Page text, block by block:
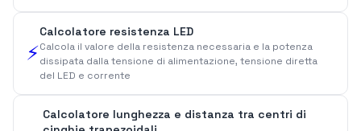
⚡
Calcolatore resistenza LED
Calcola il valore della resistenza necessaria e la potenza
dissipata dalla tensione di alimentazione, tensione diretta
del LED e corrente
Calcolatore lunghezza e distanza tra centri di